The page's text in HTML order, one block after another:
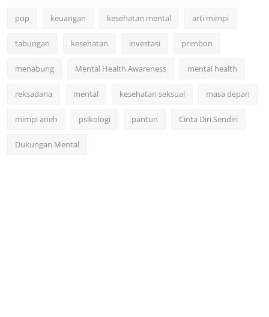
pop keuangan kesehatan mental arti mimpi
tabungan kesehatan investasi primbon
menabung Mental Health Awareness mental health
reksadana mental kesehatan seksual masa depan
mimpi aneh psikologi pantun Cinta Diri Sendiri
Dukungan Mental